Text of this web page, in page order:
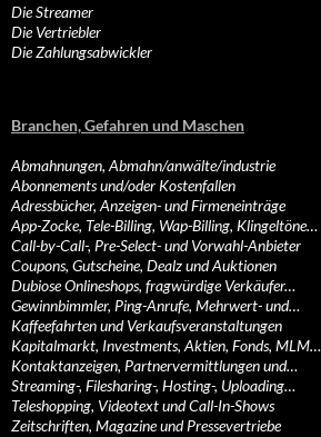
Die Streamer
Die Vertriebler
Die Zahlungsabwickler
Branchen, Gefahren und Maschen
Abmahnungen, Abmahn/anwälte/industrie
Abonnements und/oder Kostenfallen
Adressbücher, Anzeigen- und Firmeneinträge
App-Zocke, Tele-Billing, Wap-Billing, Klingeltöne…
Call-by-Call-, Pre-Select- und Vorwahl-Anbieter
Coupons, Gutscheine, Dealz und Auktionen
Dubiose Onlineshops, fragwürdige Verkäufer…
Gewinnbimmler, Ping-Anrufe, Mehrwert- und…
Kaffeefahrten und Verkaufsveranstaltungen
Kapitalmarkt, Investments, Aktien, Fonds, MLM…
Kontaktanzeigen, Partnervermittlungen und…
Streaming-, Filesharing-, Hosting-, Uploading…
Teleshopping, Videotext und Call-In-Shows
Zeitschriften, Magazine und Pressevertriebe